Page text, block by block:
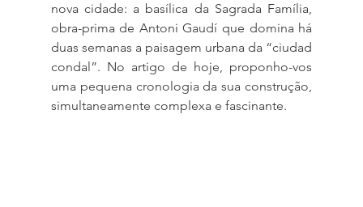
nova cidade: a basílica da Sagrada Família,
obra-prima de Antoni Gaudí que domina há
duas semanas a paisagem urbana da “ciudad
condal”. No artigo de hoje, proponho-vos
uma pequena cronologia da sua construção,
simultaneamente complexa e fascinante.